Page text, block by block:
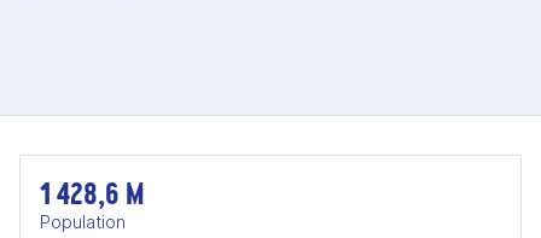
1 428,6 M
Population